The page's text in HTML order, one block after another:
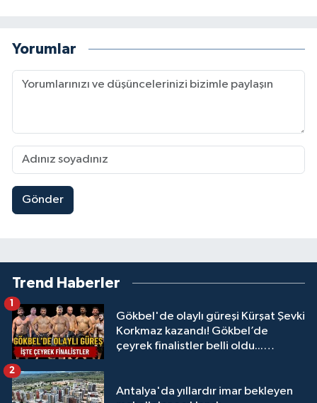
Yorumlar
Gönder
Trend Haberler
Gökbel'de olaylı güreşi Kürşat Şevki
Korkmaz kazandı! Gökbel’de
çeyrek finalistler belli oldu...
1
Antalya'da yıllardır imar bekleyen
2